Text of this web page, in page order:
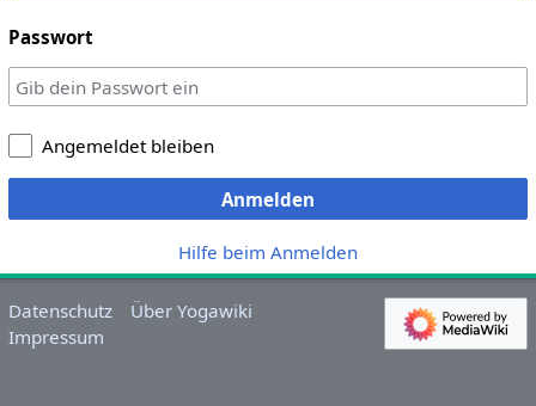
Passwort
Angemeldet bleiben
Anmelden
Hilfe beim Anmelden
Datenschutz
Über Yogawiki
Impressum